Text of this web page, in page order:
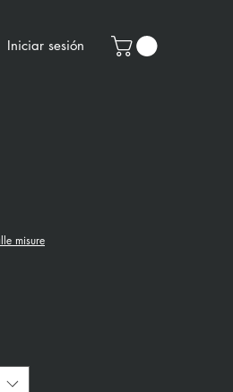
Iniciar sesión
misure